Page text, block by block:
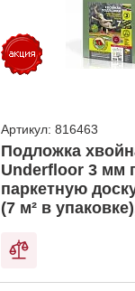
Артикул: 816463
Подложка
Underfloor 3 мм
паркетную
(7 м² в